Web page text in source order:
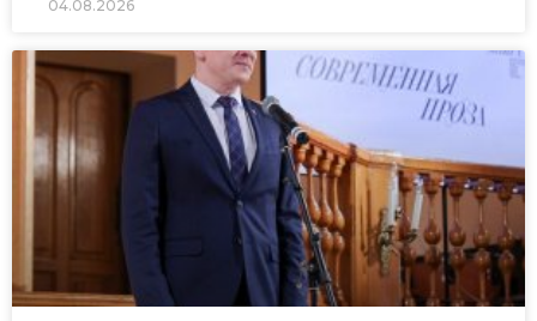
04.08.2026